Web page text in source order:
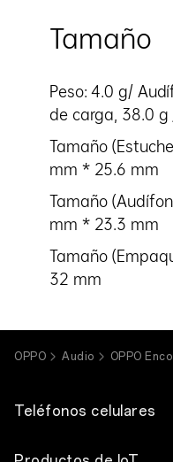
Tamaño
Peso: 4.0 g/
de carga, 38.0 g
Tamaño
mm * 25.6 mm
Tamaño
mm * 23.3 mm
Tamaño
32 mm
OPPO Audio OPPO
Teléfonos celulares
OPPO Find N6